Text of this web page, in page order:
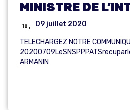
MINISTRE DE
09 juillet 2020
TELECHARGEZ NOTRE
ARMANIN